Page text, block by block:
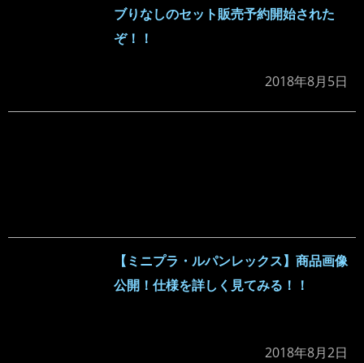
ブりなしのセット販売予約開始された
ぞ！！
2018年8月5日
【ミニプラ・ルパンレックス】商品画像
公開！仕様を詳しく見てみる！！
2018年8月2日